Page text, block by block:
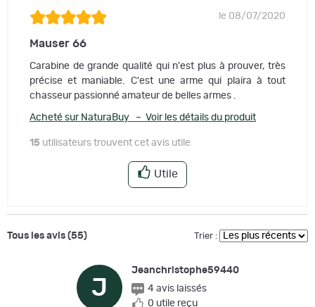
le 08/07/2020
Mauser 66
Carabine de grande qualité qui n'est plus à prouver, très
précise et maniable. C'est une arme qui plaira à tout
chasseur passionné amateur de belles armes .
Acheté sur NaturaBuy – Voir les détails du produit
15 utilisateurs trouvent cet avis utile
Utile
Tous les avis (55) Trier :
J
Jeanchristophe59440
4 avis laissés
0 utile reçu